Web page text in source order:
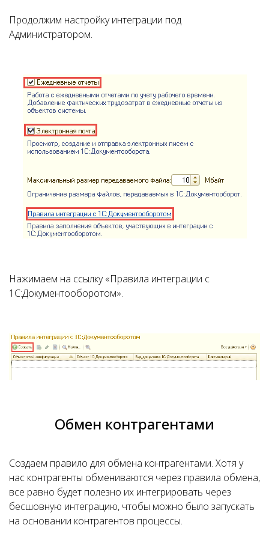
Продолжим настройку интеграции под
Администратором.
Нажимаем на ссылку «Правила интеграции с
1С:Документооборотом».
Обмен контрагентами
Создаем правило для обмена контрагентами. Хотя у
нас контрагенты обмениваются через правила обмена,
все равно будет полезно их интегрировать через
бесшовную интеграцию, чтобы можно было запускать
на основании контрагентов процессы.